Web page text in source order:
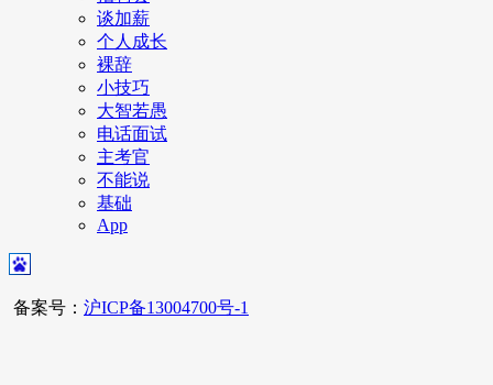
谈加薪
个人成长
裸辞
小技巧
大智若愚
电话面试
主考官
不能说
基础
App
备案号： 沪ICP备13004700号-1